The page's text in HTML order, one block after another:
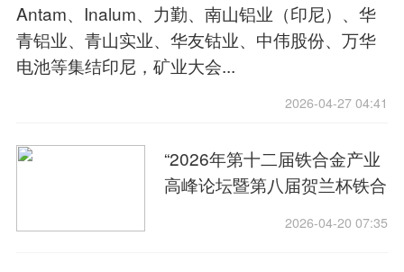
Antam、Inalum、力勤、南山铝业（印尼）、华
青铝业、青山实业、华友钴业、中伟股份、万华
电池等集结印尼，矿业大会...
2026-04-27 04:41
“2026年第十二届铁合金产业
高峰论坛暨第八届贺兰杯铁合
官，期待6月天津再会
2026-04-20 07:35